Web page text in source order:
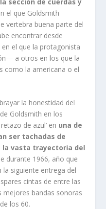
el que Goldsmith
vertebra buena parte del
encontrar desde
el que la protagonista
a otros en los que la
como la americana o el
la honestidad del
Goldsmith en los
de azul’ en una de
ser tachadas de
la vasta trayectoria del
durante 1966, año que
siguiente entrega del
cintas de entre las
mejores bandas sonoras
los 60.